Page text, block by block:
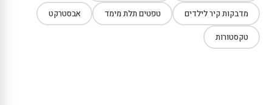
מדבקות קיר לילדים טפטים תלת מימד אבסטרקט
טקסטורות